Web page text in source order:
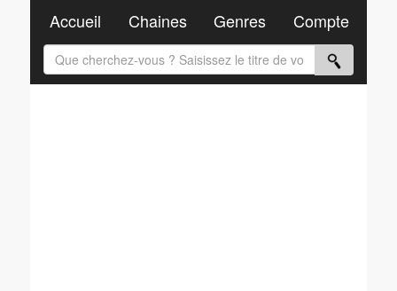
Accueil Chaines Genres Compte